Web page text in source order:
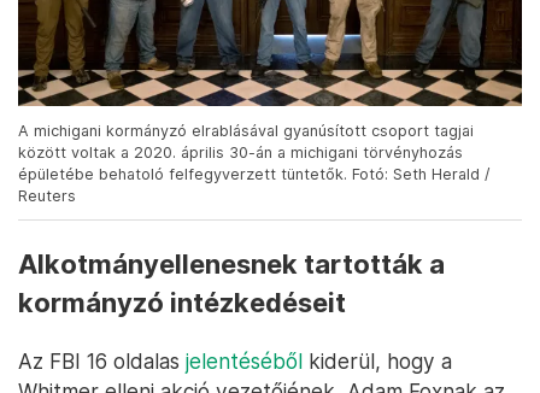
A michigani kormányzó elrablásával gyanúsított csoport tagjai
között voltak a 2020. április 30-án a michigani törvényhozás
épületébe behatoló felfegyverzett tüntetők. Fotó: Seth Herald /
Reuters
Alkotmányellenesnek tartották a
kormányzó intézkedéseit
Az FBI 16 oldalas jelentéséből kiderül, hogy a